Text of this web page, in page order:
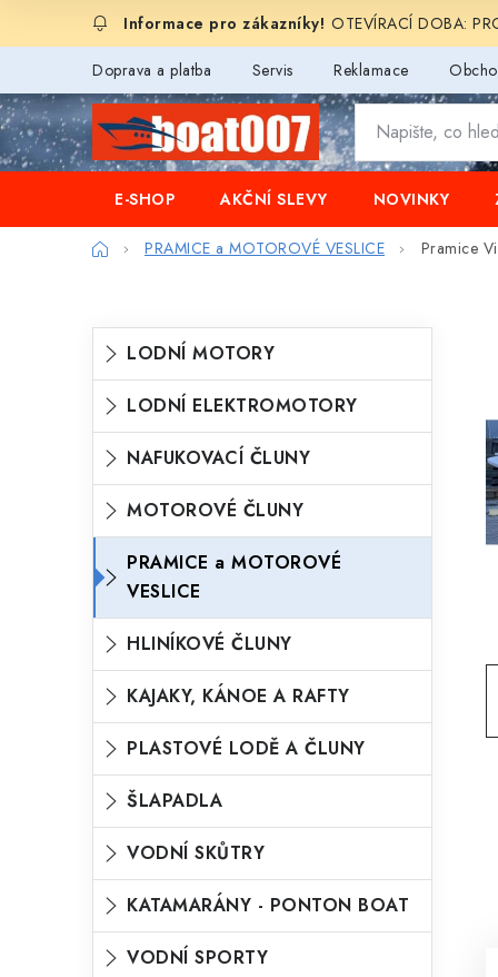
OTEVÍRACÍ DOBA:
Doprava a platba Servis Reklamace
E-SHOP AKČNÍ SLEVY NOVINKY
DomůPRAMICE a MOTOROVÉ VESLICE Pramice
P
o
t
a
n
n
í
p
a
n
e
Přeskočit
kategorie
K
a
e
g
o
r
e
LODNÍ MOTORY
LODNÍ ELEKTROMOTORY
NAFUKOVACÍ ČLUNY
MOTOROVÉ ČLUNY
PRAMICE a MOTOROVÉ
VESLICE
HLINÍKOVÉ ČLUNY
KAJAKY, KÁNOE A RAFTY
PLASTOVÉ LODĚ A ČLUNY
ŠLAPADLA
VODNÍ SKŮTRY
KATAMARÁNY - PONTON BOAT
VODNÍ SPORTY